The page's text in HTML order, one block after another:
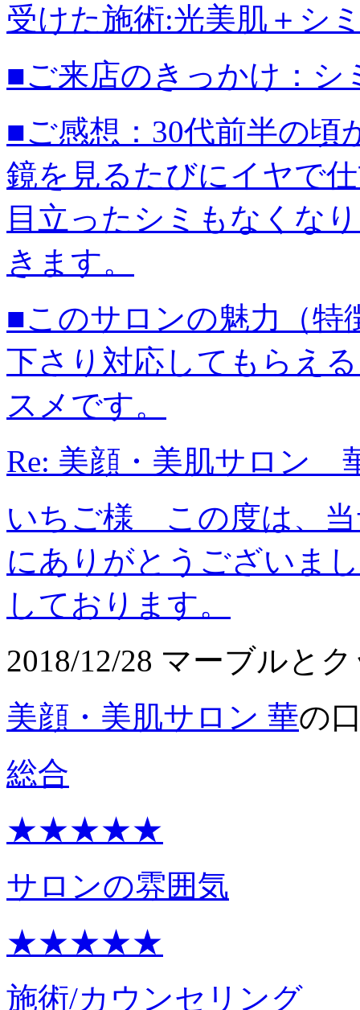
受けた施術:光美肌＋シ
■ご来店のきっかけ： シ
■ご感想： 30代前半の頃
鏡を見るたびにイヤで
目立ったシミもなくな
きます。
■このサロンの魅力（特
下さり対応してもらえ
スメです。
Re: 美顔・美肌サロン
いちご様 この度は、
にありがとうございま
しております。
2018/12/28 マーブルと
美顔・美肌サロン 華の
総合
★★★★★
サロンの雰囲気
★★★★★
施術/カウンセリング